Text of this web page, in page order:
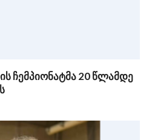
ჩემპიონატმა 20 წლამდე